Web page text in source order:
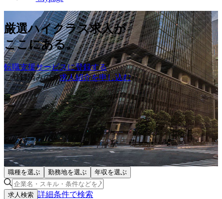
厳選ハイクラス求人が
ここにある。
転職支援サービスに登録する
ご登録済みの方求人紹介を申し込む
職種を選ぶ 勤務地を選ぶ 年収を選ぶ
求人検索 詳細条件で検索